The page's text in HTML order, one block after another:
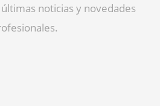
noticias y novedades